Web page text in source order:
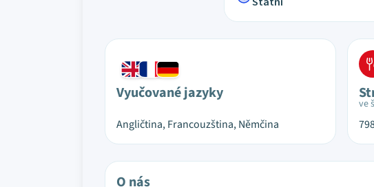
Vyučované jazyky
Angličtina, Francouzština, Němčina
ve
O nás